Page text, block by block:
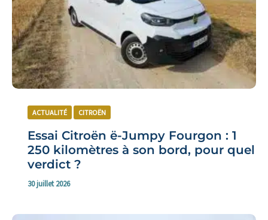
ACTUALITÉ CITROËN
Essai Citroën ë-Jumpy Fourgon : 1
250 kilomètres à son bord, pour quel
verdict ?
30 juillet 2026